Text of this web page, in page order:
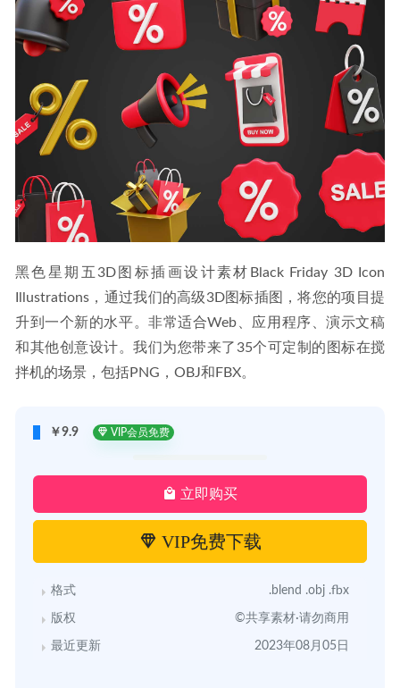
黑色星期五3D图标插画设计素材Black Friday 3D Icon
Illustrations，通过我们的高级3D图标插图，将您的项目提
升到一个新的水平。非常适合Web、应用程序、演示文稿
和其他创意设计。我们为您带来了35个可定制的图标在搅
拌机的场景，包括PNG，OBJ和FBX。
￥9.9 VIP会员免费
立即购买
VIP免费下载
格式 .blend .obj .fbx
版权 ©共享素材·请勿商用
最近更新 2023年08月05日